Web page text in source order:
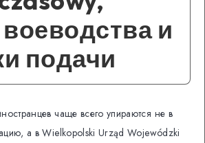
и
подачи
чаще всего упираются не в
а в Wielkopolski Urząd Wojewódzki